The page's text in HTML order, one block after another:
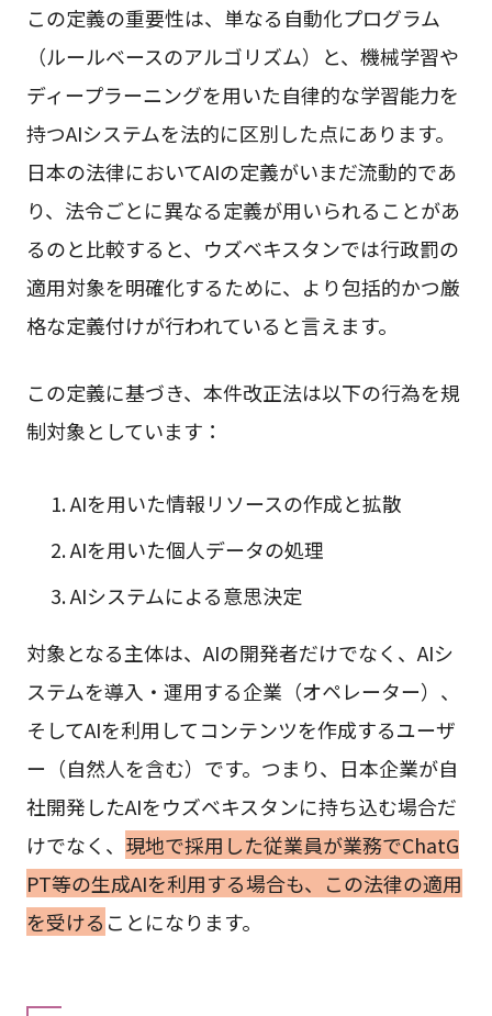
この定義の重要性は、単なる自動化プログラム
（ルールベースのアルゴリズム）と、機械学習や
ディープラーニングを用いた自律的な学習能力を
持つAIシステムを法的に区別した点にあります。
日本の法律においてAIの定義がいまだ流動的であ
り、法令ごとに異なる定義が用いられることがあ
るのと比較すると、ウズベキスタンでは行政罰の
適用対象を明確化するために、より包括的かつ厳
格な定義付けが行われていると言えます。
この定義に基づき、本件改正法は以下の行為を規
制対象としています：
AIを用いた情報リソースの作成と拡散
AIを用いた個人データの処理
AIシステムによる意思決定
対象となる主体は、AIの開発者だけでなく、AIシ
ステムを導入・運用する企業（オペレーター）、
そしてAIを利用してコンテンツを作成するユーザ
ー（自然人を含む）です。つまり、日本企業が自
社開発したAIをウズベキスタンに持ち込む場合だ
けでなく、 現地で採用した従業員が業務でChatG
PT等の生成AIを利用する場合も、この法律の適用
を受ける ことになります。